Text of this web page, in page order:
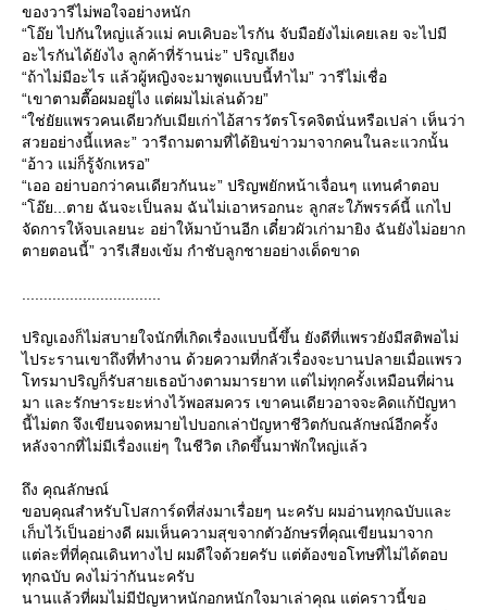
ของวารีไม่พอใจอย่างหนัก
“โอ๊ย ไปกันใหญ่แล้วแม่ คบเคิบอะไรกัน จับมือยังไม่เคยเลย จะไปมี
อะไรกันได้ยังไง ลูกค้าที่ร้านน่ะ” ปริญเถียง
“ถ้าไม่มีอะไร แล้วผู้หญิงจะมาพูดแบบนี้ทำไม” วารีไม่เชื่อ
“เขาตามตื๊อผมอยู่ไง แต่ผมไม่เล่นด้วย”
“ใช่ยัยแพรวคนเดียวกับเมียเก่าไอ้สารวัตรโรคจิตนั่นหรือเปล่า เห็นว่า
สวยอย่างนี้แหละ” วารีถามตามที่ได้ยินข่าวมาจากคนในละแวกนั้น
“อ้าว แม่ก็รู้จักเหรอ”
“เออ อย่าบอกว่าคนเดียวกันนะ” ปริญพยักหน้าเจื่อนๆ แทนคำตอบ
“โอ๊ย...ตาย ฉันจะเป็นลม ฉันไม่เอาหรอกนะ ลูกสะใภ้พรรค์นี้ แกไป
จัดการให้จบเลยนะ อย่าให้มาบ้านอีก เดี๋ยวผัวเก่ามายิง ฉันยังไม่อยาก
ตายตอนนี้” วารีเสียงเข้ม กำชับลูกชายอย่างเด็ดขาด
ปริญเองก็ไม่สบายใจนักที่เกิดเรื่องแบบนี้ขึ้น ยังดีที่แพรวยังมีสติพอไม่
ไประรานเขาถึงที่ทำงาน ด้วยความที่กลัวเรื่องจะบานปลายเมื่อแพรว
ทรมาปริญก็รับสายเธอบ้างตามมารยาท แต่ไม่ทุกครั้งเหมือนที่ผ่าน
มา และรักษาระยะห่างไว้พอสมควร เขาคนเดียวอาจจะคิดแก้ปัญหา
นี้ไม่ตก จึงเขียนจดหมายไปบอกเล่าปัญหาชีวิตกับณลักษณ์อีกครั้ง
หลังจากที่ไม่มีเรื่องแย่ๆ ในชีวิต เกิดขึ้นมาพักใหญ่แล้ว
ถึง คุณลักษณ์
ขอบคุณสำหรับโปสการ์ดที่ส่งมาเรื่อยๆ นะครับ ผมอ่านทุกฉบับและ
เก็บไว้เป็นอย่างดี ผมเห็นความสุขจากตัวอักษรที่คุณเขียนมาจาก
ต่ละที่ที่คุณเดินทางไป ผมดีใจด้วยครับ แต่ต้องขอโทษที่ไม่ได้ตอบ
ทุกฉบับ คงไม่ว่ากันนะครับ
นานแล้วที่ผมไม่มีปัญหาหนักอกหนักใจมาเล่าคุณ แต่คราวนี้ขอ